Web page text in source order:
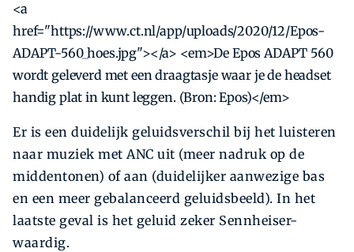
<a
href="https://www.ct.nl/app/uploads/2020/12/Epos-
ADAPT-560_hoes.jpg"></a> <em>De Epos ADAPT 560
wordt geleverd met een draagtasje waar je de headset
handig plat in kunt leggen. (Bron: Epos)</em>
Er is een duidelijk geluidsverschil bij het luisteren
naar muziek met ANC uit (meer nadruk op de
middentonen) of aan (duidelijker aanwezige bas
en een meer gebalanceerd geluidsbeeld). In het
laatste geval is het geluid zeker Sennheiser-
waardig.